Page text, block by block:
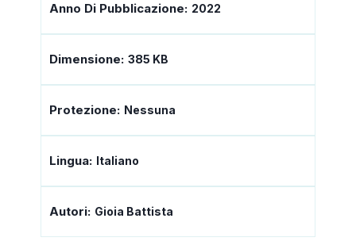
Anno Di Pubblicazione: 2022
Dimensione: 385 KB
Protezione: Nessuna
Lingua: Italiano
Autori: Gioia Battista